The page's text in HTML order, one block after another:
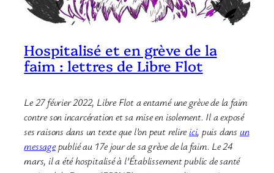
Hospitalisé et en grève de la
faim : lettres de Libre Flot
Le 27 février 2022, Libre Flot a entamé une grève de la faim
contre son incarcération et sa mise en isolement. Il a exposé
ses raisons dans un texte que l’on peut relireici, puis dans un
messagepublié au 17e jour de sa grève de la faim. Le 24
mars, il a été hospitalisé à l’Établissement public de santé